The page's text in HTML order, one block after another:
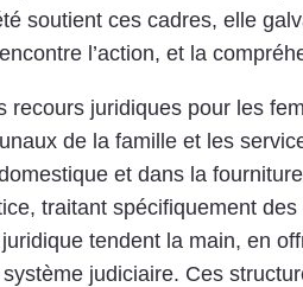
soutient ces cadres, elle
l’action, et la
recours juridiques pour les
de la famille et les
et dans la
traitant spécifiquement
juridique tendent la main, en
judiciaire. Ces